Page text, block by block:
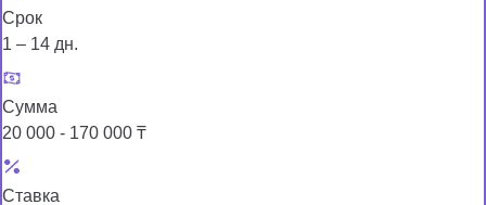
Срок
1 – 14 дн.
Сумма
20 000 - 170 000 ₸
Ставка